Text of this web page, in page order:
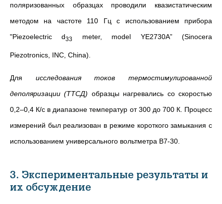
поляризованных образцах проводили квазистатическим
методом на частоте 110 Гц с использованием прибора
"Piezoelectric d33 meter, model YE2730А” (Sinocera
Piezotronics, INC, China).
Для исследования токов термостимулированной
деполяризации (ТТСД) образцы нагревались со скоростью
0,2–0,4 К/с в диапазоне температур от 300 до 700 К. Процесс
измерений был реализован в режиме короткого замыкания с
использованием универсального вольтметра В7-30.
3. Экспериментальные результаты и
их обсуждение